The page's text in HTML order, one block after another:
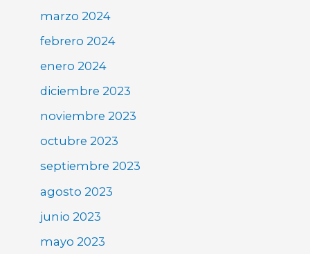
marzo 2024
febrero 2024
enero 2024
diciembre 2023
noviembre 2023
octubre 2023
septiembre 2023
agosto 2023
junio 2023
mayo 2023